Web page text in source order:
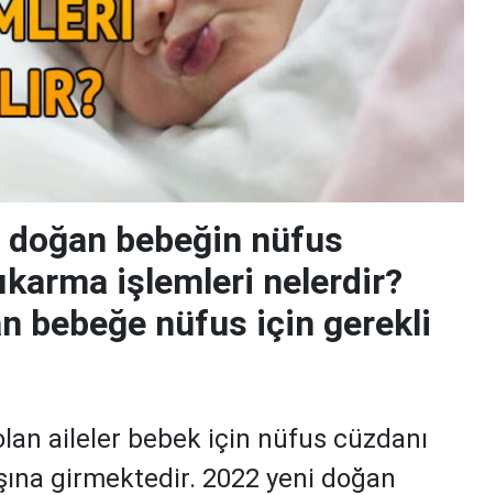
bebeğin nüfus
işlemleri nelerdir?
bebeğe nüfus için gerekli
aileler bebek için nüfus cüzdanı
girmektedir. 2022 yeni doğan